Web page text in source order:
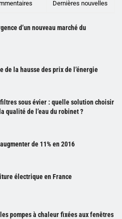
Dernières nouvelles
d’un nouveau marché du
de la hausse des prix de l’énergie
sous évier : quelle solution choisir
qualité de l’eau du robinet ?
de 11% en 2016
électrique en France
pompes à chaleur fixées aux fenêtres